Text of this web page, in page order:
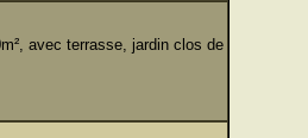
avec terrasse, jardin clos de